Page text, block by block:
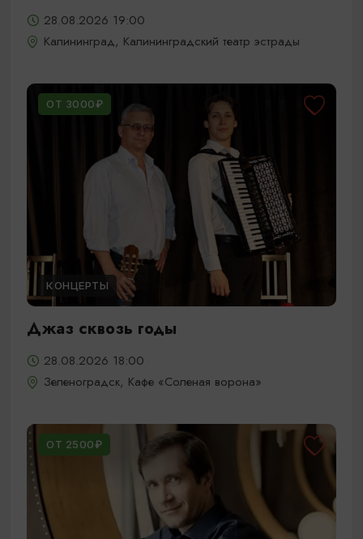
28.08.2026 19:00
Калининград, Калининградский театр эстрады
ОТ 3000₽
КОНЦЕРТЫ
Джаз сквозь годы
28.08.2026 18:00
Зеленоградск, Кафе «Соленая ворона»
ОТ 2500₽